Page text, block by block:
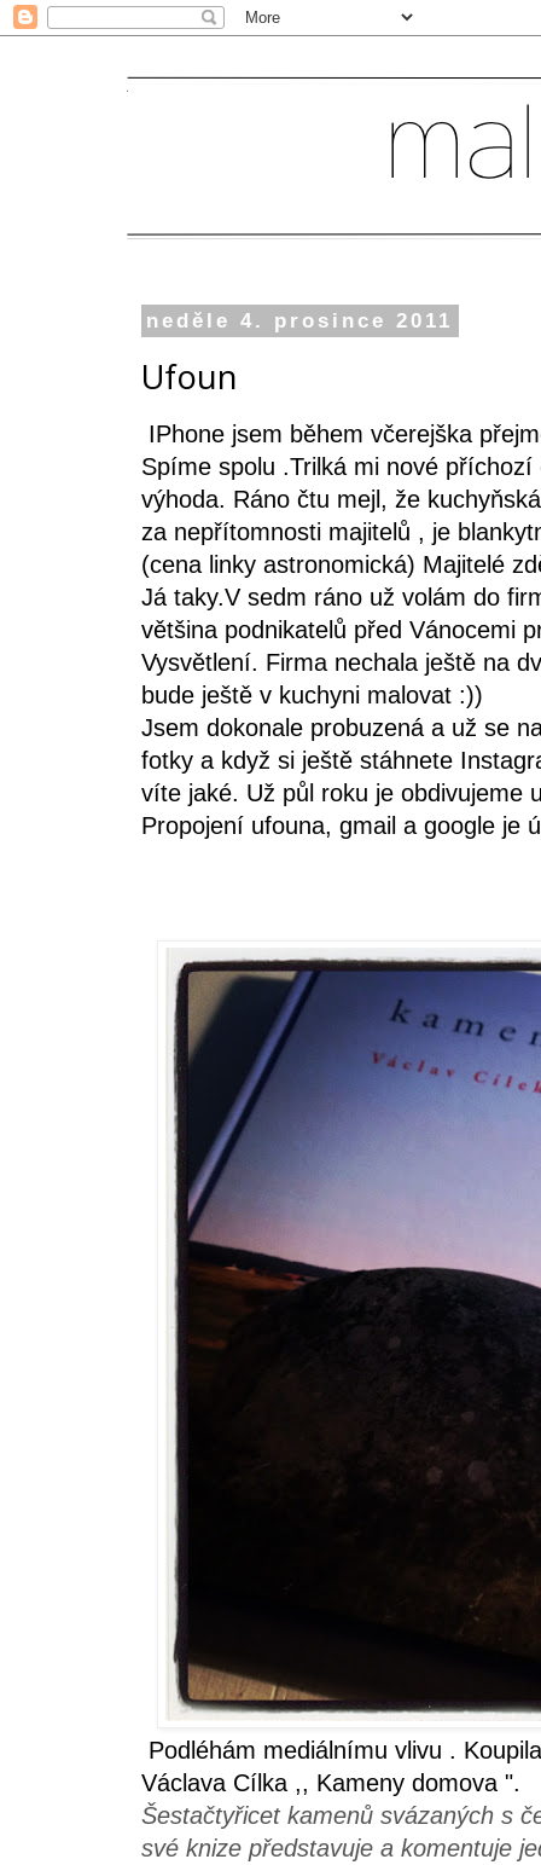
neděle 4. prosince 2011
Ufoun
IPhone jsem během včerejška
Spíme spolu .Trilká mi nové
výhoda. Ráno čtu mejl, že
za nepřítomnosti majitelů , je
(cena linky astronomická) Majitelé
Já taky.V sedm ráno už volám do
většina podnikatelů před Vánocemi
Vysvětlení. Firma nechala ještě na
bude ještě v kuchyni malovat :))
Jsem dokonale probuzená a už se
fotky a když si ještě stáhnete
víte jaké. Už půl roku je obdivujeme
Propojení ufouna, gmail a google je
Podléhám mediálnímu vlivu .
Václava Cílka ,, Kameny domova ".
Šestačtyřicet kamenů svázaných s
své knize představuje a komentuje